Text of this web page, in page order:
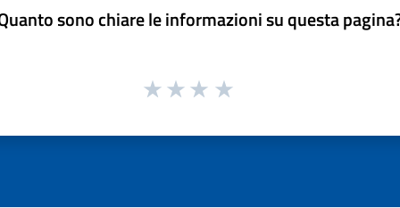
sono chiare le informazioni su questa